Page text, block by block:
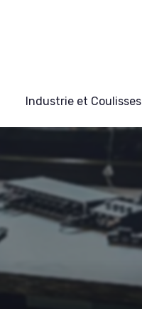
Industrie et Coulisses